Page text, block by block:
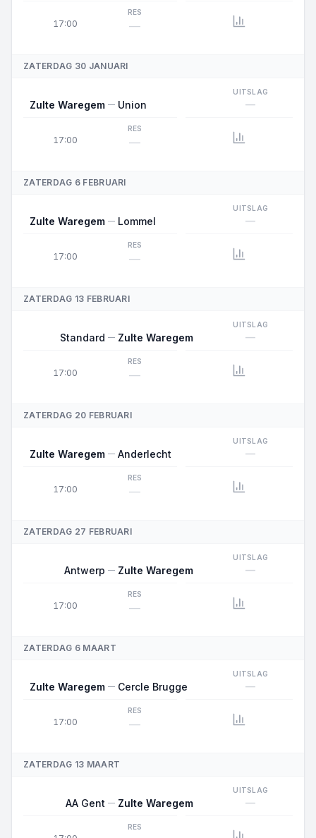
17:00
RES
—
ZATERDAG 30 JANUARI
17:00
Zulte Waregem Union
UITSLAG
—
RES
—
ZATERDAG 6 FEBRUARI
17:00
Zulte Waregem Lommel
UITSLAG
—
RES
—
ZATERDAG 13 FEBRUARI
17:00
Standard Zulte Waregem
UITSLAG
—
RES
—
ZATERDAG 20 FEBRUARI
17:00
Zulte Waregem Anderlecht
UITSLAG
—
RES
—
ZATERDAG 27 FEBRUARI
17:00
Antwerp Zulte Waregem
UITSLAG
—
RES
—
ZATERDAG 6 MAART
17:00
Zulte Waregem Cercle Brugge
UITSLAG
—
RES
—
ZATERDAG 13 MAART
AA Gent Zulte Waregem
UITSLAG
—
RES